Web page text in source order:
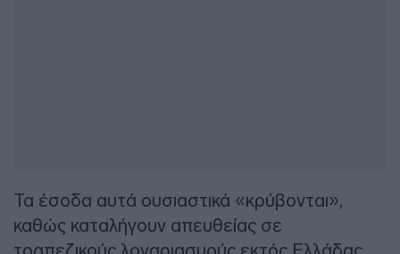
Τα έσοδα αυτά ουσιαστικά «κρύβονται»,
καθώς καταλήγουν απευθείας σε